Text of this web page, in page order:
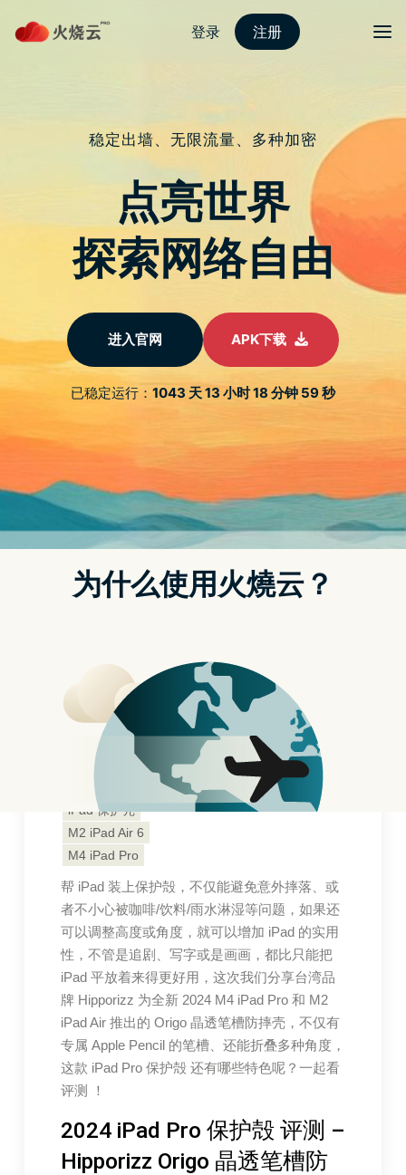
梯子大全vp-n
目录 Search
台湾品牌 Hipporizz 的
「Origo 晶透笔槽防摔
壳」可折叠多种角度、
有专属笔槽、还有更
多….专属优惠代码
【AppleFansonly】 – 苹
果迷 APPLEFANS
29/08/2024
【AppleFansonly】 – 苹果迷 APPLEFANS
Hipporizz
iPad 保护壳
M2 iPad Air 6
M4 iPad Pro
帮 iPad 装上保护殻，不仅能避免意外摔落、或
者不小心被咖啡/饮料/雨水淋湿等问题，如果还
可以调整高度或角度，就可以增加 iPad 的实用
性，不管是追剧、写字或是画画，都比只能把
iPad 平放着来得更好用，这次我们分享台湾品
牌 Hipporizz 为全新 2024 M4 iPad Pro 和 M2
iPad Air 推出的 Origo 晶透笔槽防摔壳，不仅有
专属 Apple Pencil 的笔槽、还能折叠多种角度，
这款 iPad Pro 保护殻 还有哪些特色呢？一起看
评测 ！
2024 iPad Pro 保护殻 评测 –
Hipporizz Origo 晶透笔槽防
navigation